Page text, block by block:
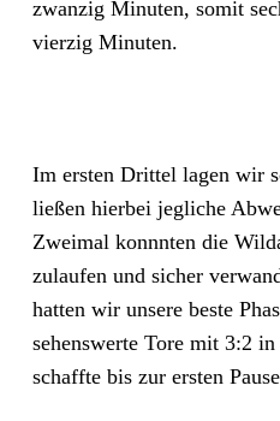
zwanzig Minuten, somit
vierzig Minuten.
Im ersten Drittel lagen wir
ließen hierbei jegliche
Zweimal konnnten die
zulaufen und sicher
hatten wir unsere beste
sehenswerte Tore mit 3:2
schaffte bis zur ersten